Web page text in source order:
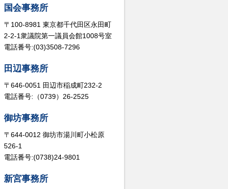
国会事務所
〒100-8981 東京都千代田区永田町
2-2-1衆議院第一議員会館1008号室
電話番号:(03)3508-7296
田辺事務所
〒646-0051 田辺市稲成町232-2
電話番号:（0739）26-2525
御坊事務所
〒644-0012 御坊市湯川町小松原
526-1
電話番号:(0738)24-9801
新宮事務所